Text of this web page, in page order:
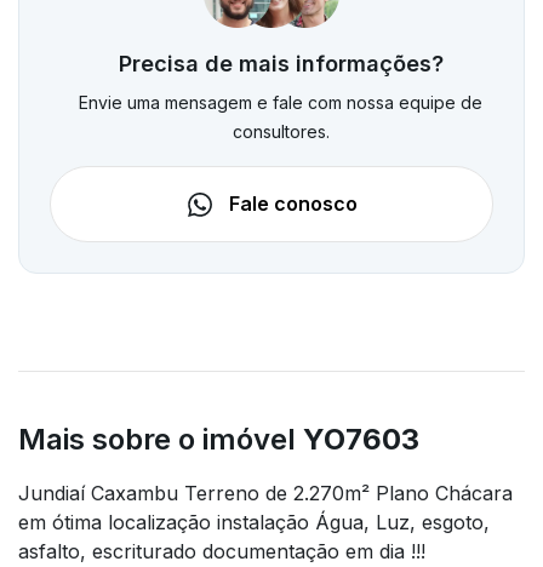
Precisa de mais informações?
Envie uma mensagem e fale com nossa equipe de
consultores.
Fale conosco
Mais sobre o imóvel YO7603
Jundiaí Caxambu Terreno de 2.270m² Plano Chácara
em ótima localização instalação Água, Luz, esgoto,
asfalto, escriturado documentação em dia !!!